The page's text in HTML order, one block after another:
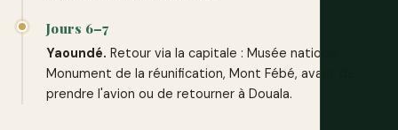
Jours 6–7
Yaoundé. Retour via la capitale : Musée national,
Monument de la réunification, Mont Fébé, avant de
prendre l'avion ou de retourner à Douala.